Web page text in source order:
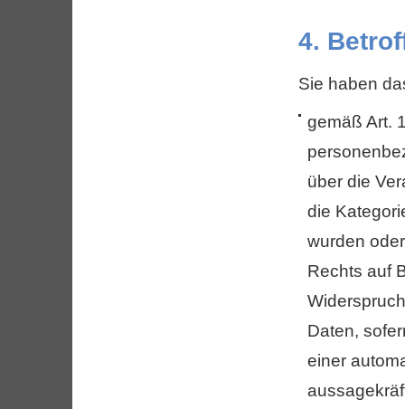
4.
Sie haben
gemäß Art.
über die
die
wurden
Rechts auf
Daten,
einer